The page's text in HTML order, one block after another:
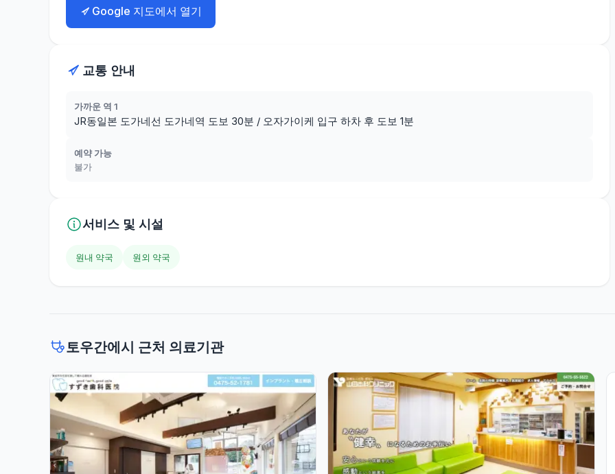
Google 지도에서 열기
교통 안내
가까운 역 1
JR동일본 도가네선 도가네역 도보 30분 / 오자가이케 입구 하차 후 도보 1분
예약 가능
불가
서비스 및 시설
원내 약국 원외 약국
토우간에시 근처 의료기관